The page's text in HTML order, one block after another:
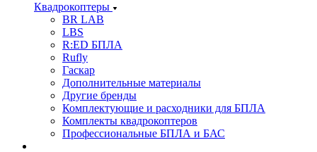
Квадрокоптеры
BR LAB
LBS
R:ED БПЛА
Rufly
Гаскар
Дополнительные материалы
Другие бренды
Комплектующие и расходники для БПЛА
Комплекты квадрокоптеров
Профессиональные БПЛА и БАС